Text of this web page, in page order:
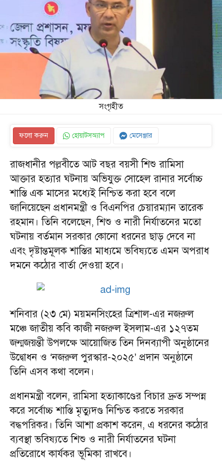
সংগৃহীত
ফলো করুন হোয়াটসঅ্যাপ মেসেঞ্জার
রাজধানীর পল্লবীতে আট বছর বয়সী শিশু রামিসা
আক্তার হত্যার ঘটনায় অভিযুক্ত সোহেল রানার সর্বোচ্চ
শাস্তি এক মাসের মধ্যেই নিশ্চিত করা হবে বলে
জানিয়েছেন প্রধানমন্ত্রী ও বিএনপির চেয়ারম্যান তারেক
রহমান। তিনি বলেছেন, শিশু ও নারী নির্যাতনের মতো
ঘটনায় বর্তমান সরকার কোনো ধরনের ছাড় দেবে না
এবং দৃষ্টান্তমূলক শাস্তির মাধ্যমে ভবিষ্যতে এমন অপরাধ
দমনে কঠোর বার্তা দেওয়া হবে।
শনিবার (২৩ মে) ময়মনসিংহের ত্রিশাল-এর নজরুল
মঞ্চে জাতীয় কবি কাজী নজরুল ইসলাম-এর ১২৭তম
জন্মজয়ন্তী উপলক্ষে আয়োজিত তিন দিনব্যাপী অনুষ্ঠানের
উদ্বোধন ও ‘নজরুল পুরস্কার-২০২৫’ প্রদান অনুষ্ঠানে
তিনি এসব কথা বলেন।
প্রধানমন্ত্রী বলেন, রামিসা হত্যাকাণ্ডের বিচার দ্রুত সম্পন্ন
করে সর্বোচ্চ শাস্তি মৃত্যুদণ্ড নিশ্চিত করতে সরকার
বদ্ধপরিকর। তিনি আশা প্রকাশ করেন, এ ধরনের কঠোর
ব্যবস্থা ভবিষ্যতে শিশু ও নারী নির্যাতনের ঘটনা
প্রতিরোধে কার্যকর ভূমিকা রাখবে।